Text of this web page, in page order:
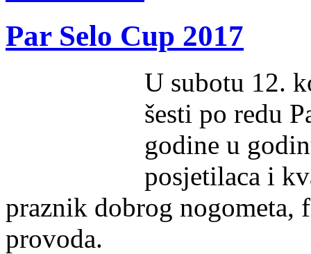
Par Selo Cup 2017
U subotu 12.
šesti po redu
godine u
posjetilaca i
praznik dobrog nogometa,
provoda.